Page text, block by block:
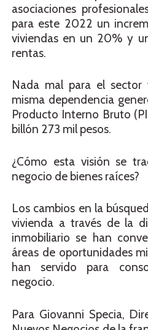
asociaciones
para este 2022 un
viviendas en un 20% y
rentas.
Nada mal para el sector
misma dependencia
Producto Interno Bruto
billón 273 mil pesos.
¿Cómo esta visión se
negocio de bienes raíces?
Los cambios en la
vivienda a través de la
inmobiliario se han
áreas de oportunidades
han servido para
negocio.
Para Giovanni Specia,